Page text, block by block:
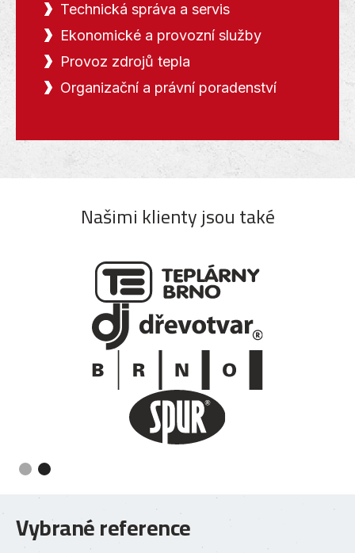
Technická správa a servis
Ekonomické a provozní služby
Provoz zdrojů tepla
Organizační a právní poradenství
Našimi klienty jsou také
Slide 2 of 2.
Vybrané reference